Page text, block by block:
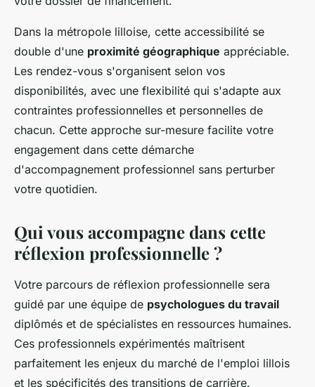
Dans la métropole lilloise, cette accessibilité se
double d'une proximité géographique appréciable.
Les rendez-vous s'organisent selon vos
disponibilités, avec une flexibilité qui s'adapte aux
contraintes professionnelles et personnelles de
chacun. Cette approche sur-mesure facilite votre
engagement dans cette démarche
d'accompagnement professionnel sans perturber
votre quotidien.
Qui vous accompagne dans cette
réflexion professionnelle ?
Votre parcours de réflexion professionnelle sera
guidé par une équipe de psychologues du travail
diplômés et de spécialistes en ressources humaines.
Ces professionnels expérimentés maîtrisent
parfaitement les enjeux du marché de l'emploi lillois
et les spécificités des transitions de carrière.